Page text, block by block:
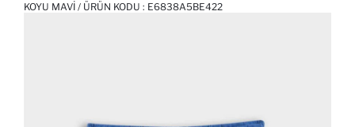
KOYU MAVI / ÜRÜN KODU : E6838A5BE422